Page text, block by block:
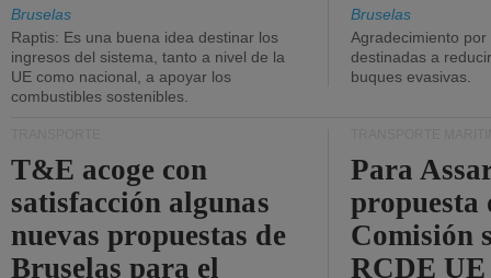
Bruselas
Raptis: Es una buena idea destinar los
ingresos del sistema, tanto a nivel de la
UE como nacional, a apoyar los
combustibles sostenibles.
Bruselas
Agradecimiento
destinadas a
buques evasivas.
T&E acoge con
satisfacción algunas
nuevas propuestas de
Bruselas para el
Para
propuesta
Comisión
RCDE